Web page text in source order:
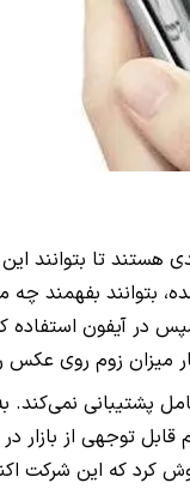
تا بتوانند
بتوانند بفهمند چه
سپس در آیفون
میزان زوم روی عکس
از بازار در
کرد که این